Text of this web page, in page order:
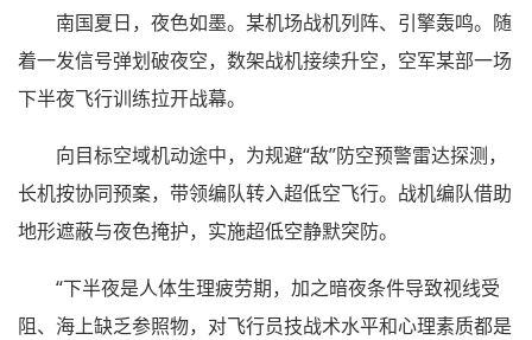
南国夏日，夜色如墨。某机场战机列阵、引擎轰鸣。随
着一发信号弹划破夜空，数架战机接续升空，空军某部一场
下半夜飞行训练拉开战幕。
向目标空域机动途中，为规避“敌”防空预警雷达探测，
长机按协同预案，带领编队转入超低空飞行。战机编队借助
地形遮蔽与夜色掩护，实施超低空静默突防。
“下半夜是人体生理疲劳期，加之暗夜条件导致视线受
阻、海上缺乏参照物，对飞行员技战术水平和心理素质都是